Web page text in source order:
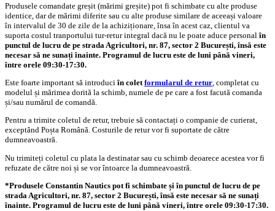
Produsele comandate greșit (mărimi greșite) pot fi schimbate cu alte produse
identice, dar de mărimi diferite sau cu alte produse similare de aceeași valoare
în intervalul de 30 de zile de la achiziționare, însa în acest caz, clientul va
suporta costul tranportului tur-retur integral dacă nu le poate aduce personal în
punctul de lucru de pe strada Agricultori, nr. 87, sector 2 București, însă este
necesar să ne sunați înainte. Programul de lucru este de luni până vineri,
între orele 09:30-17:30.
Este foarte important să introduci în colet formularul de retur, completat cu
modelul și mărimea dorită la schimb, numele de pe care a fost facută comanda
și/sau numărul de comandă.
Pentru a trimite coletul de retur, trebuie să contactați o companie de curierat,
exceptând Poșta Română. Costurile de retur vor fi suportate de către
dumneavoastră.
Nu trimiteți coletul cu plata la destinatar sau cu schimb deoarece acestea vor fi
refuzate de către noi și se vor întoarce la dumneavoastră.
*Produsele Constantin Nautics pot fi schimbate și în punctul de lucru de pe
strada Agricultori, nr. 87, sector 2 București, însă este necesar să ne sunați
înainte. Programul de lucru este de luni până vineri, între orele 09:30-17:30.